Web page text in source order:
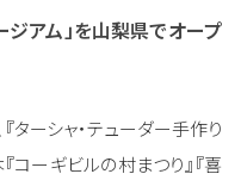
ジアム」を山梨県でオープ
ターシャ・テューダー手作り
ーギビルの村まつり』『喜